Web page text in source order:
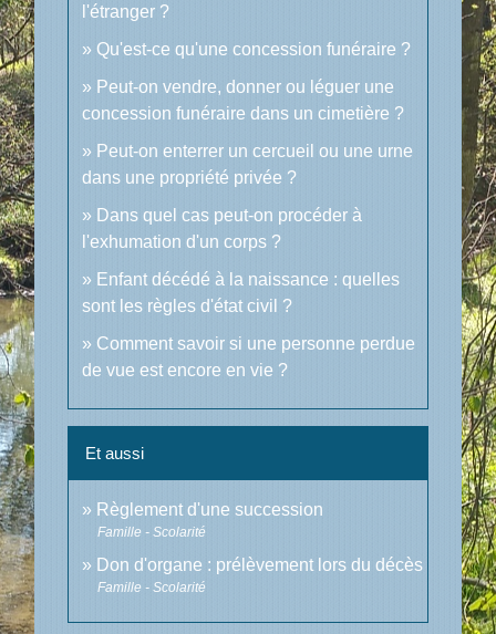
l'étranger ?
Qu'est-ce qu'une concession funéraire ?
Peut-on vendre, donner ou léguer une
concession funéraire dans un cimetière ?
Peut-on enterrer un cercueil ou une urne
dans une propriété privée ?
Dans quel cas peut-on procéder à
l'exhumation d'un corps ?
Enfant décédé à la naissance : quelles
sont les règles d'état civil ?
Comment savoir si une personne perdue
de vue est encore en vie ?
Et aussi
Règlement d'une succession
Famille - Scolarité
Don d'organe : prélèvement lors du décès
Famille - Scolarité